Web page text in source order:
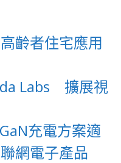
齡者住宅應用
Labs 擴展視
充電方案適
網電子產品